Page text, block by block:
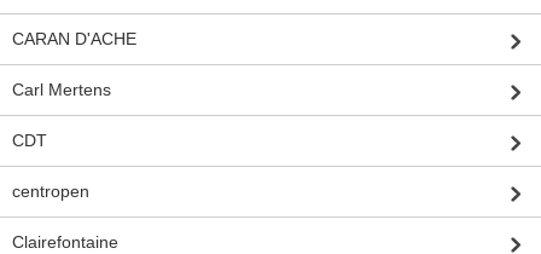
CARAN D'ACHE
Carl Mertens
CDT
centropen
Clairefontaine